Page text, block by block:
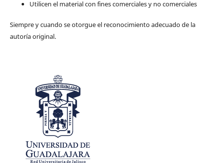
Utilicen el material con fines comerciales y no comerciales
Siempre y cuando se otorgue el reconocimiento adecuado de la
autoría original.